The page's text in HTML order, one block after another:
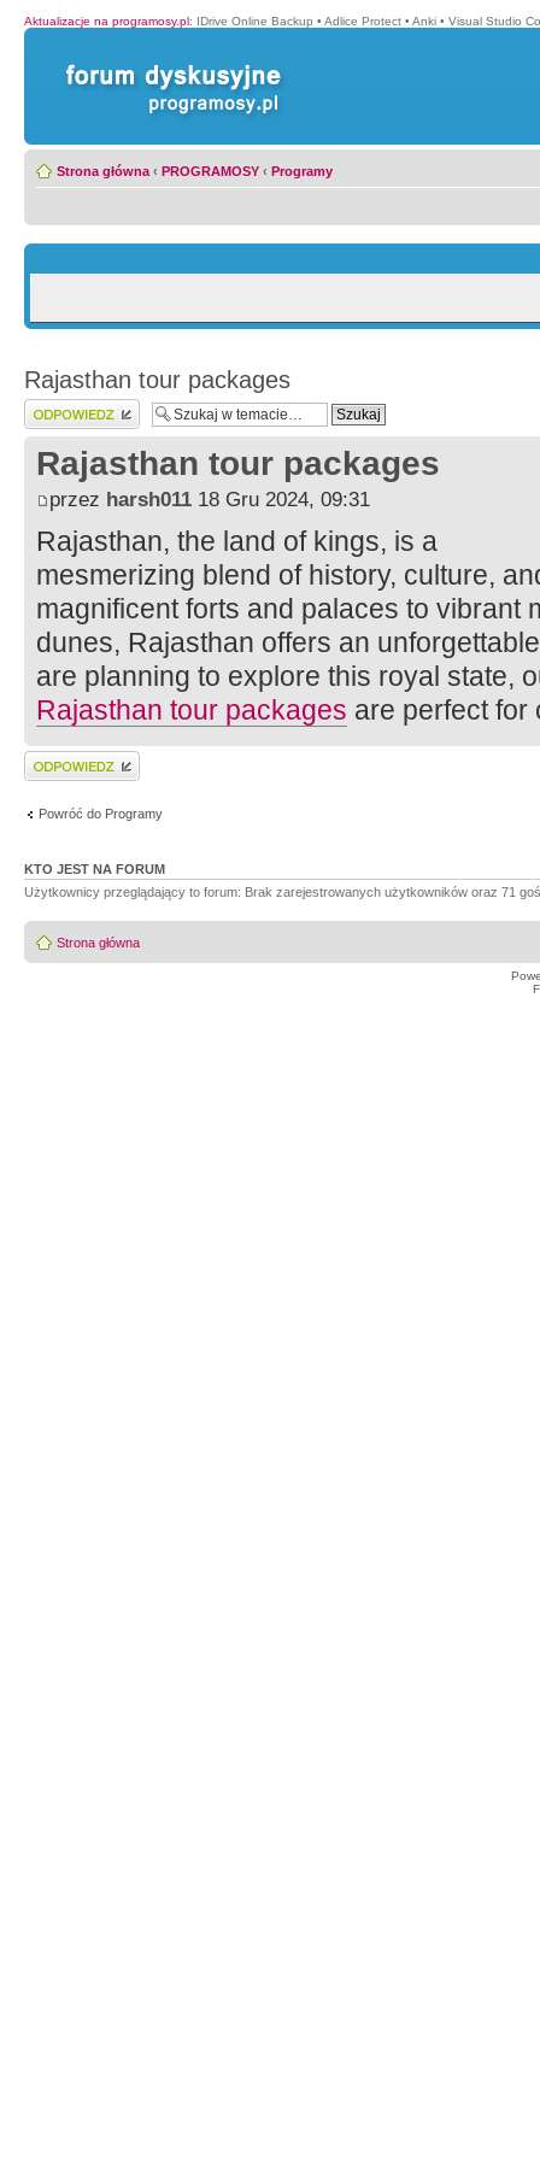
Aktualizacje na programosy.pl: IDrive Online Backup • Adlice Protect • Anki • Visual Studio
Strona główna ‹ PROGRAMOSY ‹ Programy
Rajasthan tour packages
Wyślij odpowiedź
Rajasthan tour packages
przez harsh011 18 Gru 2024, 09:31
Rajasthan, the land of kings, is a
mesmerizing blend of history, culture,
magnificent forts and palaces to vibrant
dunes, Rajasthan offers an
are planning to explore this royal state,
Rajasthan tour packages are perfect for
Wyślij odpowiedź
Powróć do Programy
KTO JEST NA FORUM
Użytkownicy przeglądający to forum: Brak zarejestrowanych użytkowników oraz 71
Strona główna